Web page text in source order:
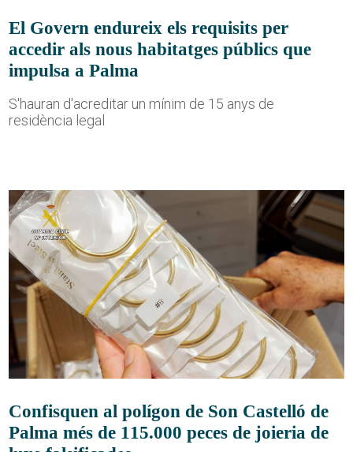
El Govern endureix els requisits per
accedir als nous habitatges públics que
impulsa a Palma
S'hauran d'acreditar un mínim de 15 anys de
residència legal
Confisquen al polígon de Son Castelló de
Palma més de 115.000 peces de joieria de